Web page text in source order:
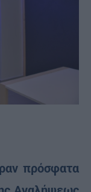
πρόσφατα